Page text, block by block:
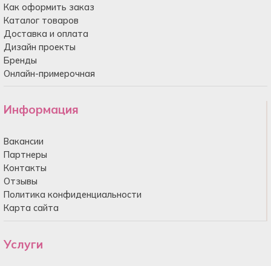
Как оформить заказ
Каталог товаров
Доставка и оплата
Дизайн проекты
Бренды
Онлайн-примерочная
Информация
Вакансии
Партнеры
Контакты
Отзывы
Политика конфиденциальности
Карта сайта
Услуги